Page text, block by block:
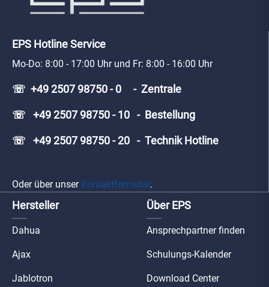
EPS Hotline Service
Mo-Do: 8:00 - 17:00 Uhr und Fr: 8:00 - 16:00 Uhr
☏ +49 2507 98750 - 0 - Zentrale
☏ +49 2507 98750 - 10 - Bestellung
☏ +49 2507 98750 - 20 - Technik Hotline
Oder über unser Kontaktformular.
Hersteller
Dahua
Ajax
Jablotron
Über EPS
Ansprechpartner finden
Schulungs-Kalender
Download Center